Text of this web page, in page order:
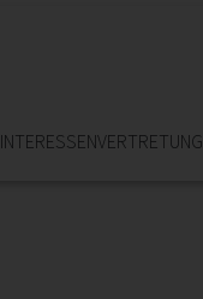
INTERESSEN­VERTRETUNG